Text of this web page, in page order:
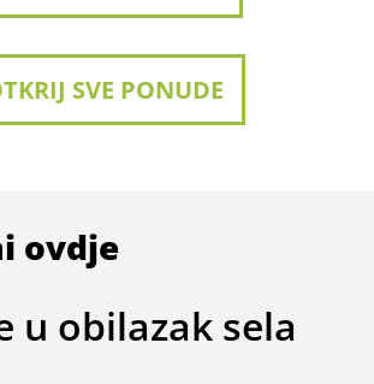
SVE PONUDE
ovdje
u obilazak sela